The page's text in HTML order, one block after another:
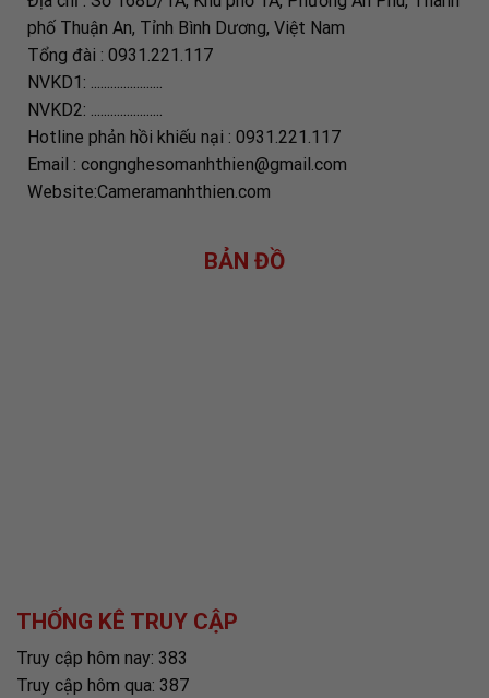
phố Thuận An, Tỉnh Bình Dương, Việt Nam
Tổng đài : 0931.221.117
NVKD1: ......................
NVKD2: ......................
Hotline phản hồi khiếu nại : 0931.221.117
Email : congnghesomanhthien@gmail.com
Website:Cameramanhthien.com
BẢN ĐỒ
THỐNG KÊ TRUY CẬP
Truy cập hôm nay: 383
Truy cập hôm qua: 387